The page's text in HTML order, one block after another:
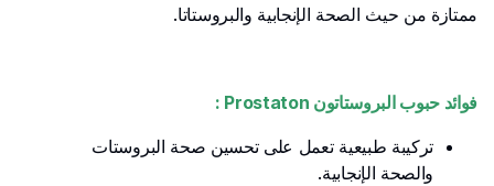
ممتازة من حيث الصحة الإنجابية والبروستاتا.
فوائد حبوب البروستاتون Prostaton :
تركيبة طبيعية تعمل على تحسين صحة البروستات
والصحة الإنجابية.